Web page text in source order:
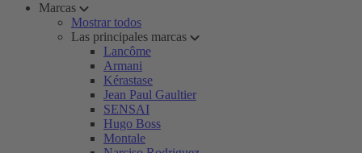
Marcas
Mostrar todos
Las principales marcas
Lancôme
Armani
Kérastase
Jean Paul Gaultier
SENSAI
Hugo Boss
Montale